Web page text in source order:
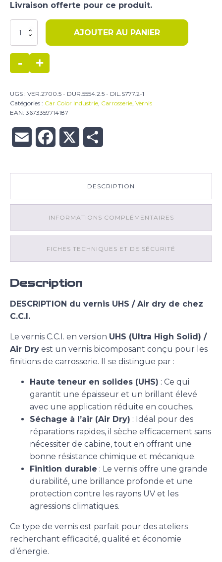
Livraison offerte pour ce produit.
quantité
Kit
:
litres
VER.2700.5
-
2,5
durcisseur
standard
DIL.S777.1
AJOUTER AU PANIER
- +
UGS : VER.2700.5 - DUR.5554.2.5 - DIL.S777.2-1
Catégories : Car Color Industrie, Carrosserie, Vernis
EAN: 3673359714187
Email Facebook
DESCRIPTION
INFORMATIONS COMPLÉMENTAIRES
FICHES TECHNIQUES ET DE SÉCURITÉ
Description
DESCRIPTION du vernis UHS / Air dry de chez
C.C.I.
Le vernis C.C.I. en version UHS (Ultra High Solid) /
Air Dry est un vernis bicomposant conçu pour les
finitions de carrosserie. Il se distingue par :
Haute teneur en solides (UHS) : Ce qui
garantit une épaisseur et un brillant élevé
avec une application réduite en couches.
Séchage à l’air (Air Dry) : Idéal pour des
réparations rapides, il sèche efficacement sans
nécessiter de cabine, tout en offrant une
bonne résistance chimique et mécanique.
Finition durable : Le vernis offre une grande
durabilité, une brillance profonde et une
protection contre les rayons UV et les
agressions climatiques.
Ce type de vernis est parfait pour des ateliers
recherchant efficacité, qualité et économie
d’énergie.